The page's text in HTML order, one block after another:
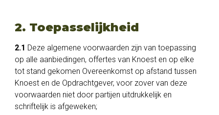
2. Toepasselijkheid
2.1 Deze algemene voorwaarden zijn van toepassing
op alle aanbiedingen, offertes van Knoest en op elke
tot stand gekomen Overeenkomst op afstand tussen
Knoest en de Opdrachtgever, voor zover van deze
voorwaarden niet door partijen uitdrukkelijk en
schriftelijk is afgeweken;